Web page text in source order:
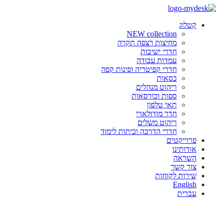
קטלוג
NEW collection
מחיצות רצפה תקרה
חדרי ישיבות
עמדות עבודה
חדרי קפיטריה ופינות קפה
כסאות
ריהוט מנהלים
ספות וכורסאות
תאי טלפון
חדר מודולארי
ריהוט משלים
חדרי הדרכה וכיתות לימוד
פרוייקטים
אודותינו
השראה
צור קשר
שירות לקוחות
English
עברית